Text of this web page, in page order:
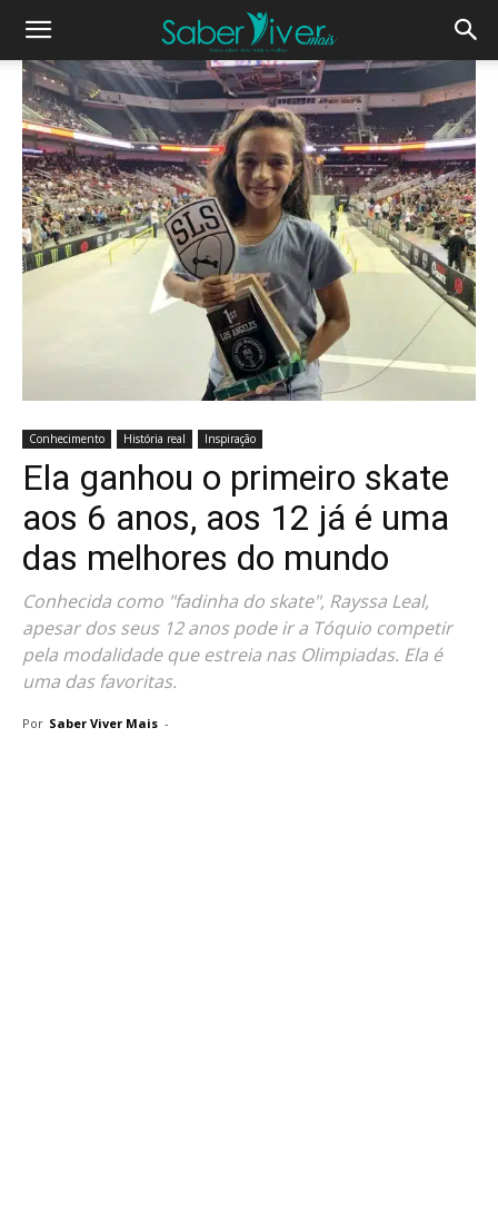
Conhecimento História real Inspiração
Ela ganhou o primeiro skate
aos 6 anos, aos 12 já é uma
das melhores do mundo
Conhecida como "fadinha do skate", Rayssa Leal,
apesar dos seus 12 anos pode ir a Tóquio competir
pela modalidade que estreia nas Olimpiadas. Ela é
uma das favoritas.
Por Saber Viver Mais -